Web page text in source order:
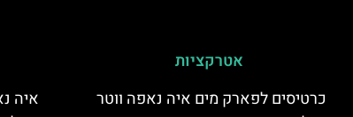
אטרקציות
כרטיסים לפארק מים איה נאפה ווטר
איה